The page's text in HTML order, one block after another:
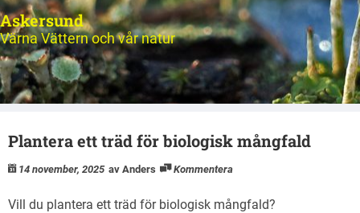
Hållbar konsumtion
Matskog Askersund
Ute i naturen
Aktion Rädda Vättern
Askersund
Värna Vättern och vår natur
Plantera ett träd för biologisk mångfald
14 november, 2025 av Anders Kommentera
Vill du plantera ett träd för biologisk mångfald?